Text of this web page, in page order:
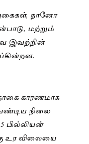
நானோ
மற்றும்
இவற்றின்
காரணமாக
நிலை
பில்லியன்
உர விலையை